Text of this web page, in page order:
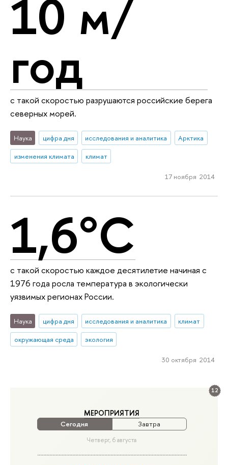
12
МЕРОПРИЯТИЯ
Сегодня Завтра
Четверг, 6 августа
10 м/
год
с такой скоростью разрушаются российские берега
северных морей.
Наука цифра дня исследования и аналитика
Арктика
изменения климата
климат
17 ноября 2014
1,6°С
с такой скоростью каждое десятилетие начиная с
1976 года росла температура в экологически
уязвимых регионах России.
Наука цифра дня исследования и аналитика
климат
окружающая среда
экология
30 октября 2014